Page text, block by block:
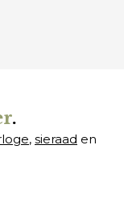
.
, sieraad en